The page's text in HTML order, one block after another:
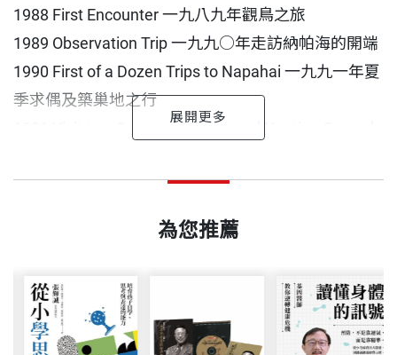
1988 First Encounter 一九八九年觀鳥之旅
1989 Observation Trip 一九九○年走訪納帕海的開端
1990 First of a Dozen Trips to Napahai 一九九一年夏
季求偶及築巢地之行
1991 Visit to a Summer Mating and Nesting Ground
1992 Mating and Nesting Study 一九九三年於過冬地
點繼續工作並重返阿爾金山自然保護區
1993 More Work at the Wintering Site and Our Retur
發現最南方的冬棲地
1994 Discovery of the Southernmost Wintering Grou
執筆之際，一場夏季雷暴正橫掃納帕海，青蔥草原和
離開了，四散在廣闊的西藏高原上，忙著哺育牠們的
幼雛。那些存活下來的幼雛將面對上千公里的漫長遷
徙路途，飛回納帕海過冬，一如世世代代的黑頸鶴都
英雄之一，讚譽他「在世的中國探險家中，成就第
一。」CNN在十年內對他的工作報導了十一次，包括
一段由Richard Quest主持的半小時節目。紐約《華爾
出版日期 2002/10/20
出版社 天下文化
為您推薦